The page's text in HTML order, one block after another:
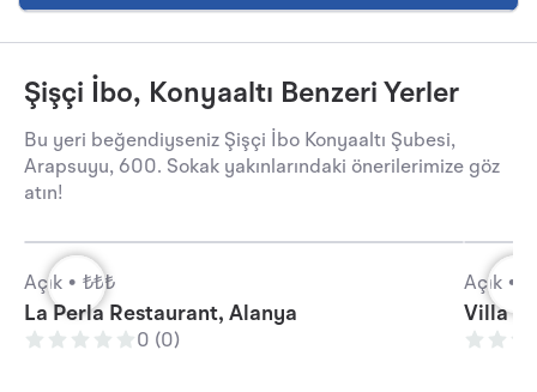
Şişçi İbo, Konyaaltı Benzeri Yerler
Bu yeri beğendiyseniz Şişçi İbo Konyaaltı Şubesi,
Arapsuyu, 600. Sokak yakınlarındaki önerilerimize göz
atın!
Açık • ₺₺₺
La Perla Restaurant, Alanya
0 (0)
Açık •
Villa